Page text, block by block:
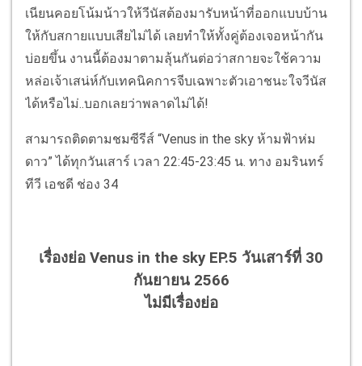
เนียนคอยโน้มน้าวให้วีนัสต้องมารับหน้าที่ออกแบบบ้าน
ให้กับสกายแบบเสียไม่ได้ เลยทำให้ทั้งคู่ต้องเจอหน้ากัน
บ่อยขึ้น งานนี้ต้องมาตามลุ้นกันต่อว่าสกายจะใช้ความ
หล่อเจ้าเสน่ห์กับเทคนิคการจีบเฉพาะตัวเอาชนะใจวีนัส
ได้หรือไม่..บอกเลยว่าพลาดไม่ได้!
สามารถติดตามชมซีรีส์ “Venus in the sky ห้ามฟ้าห่ม
ดาว” ได้ทุกวันเสาร์ เวลา 22:45-23:45 น. ทาง อมรินทร์
ทีวี เอชดี ช่อง 34
เรื่องย่อ Venus in the sky EP.5 วันเสาร์ที่ 30
กันยายน 2566
ไม่มีเรื่องย่อ